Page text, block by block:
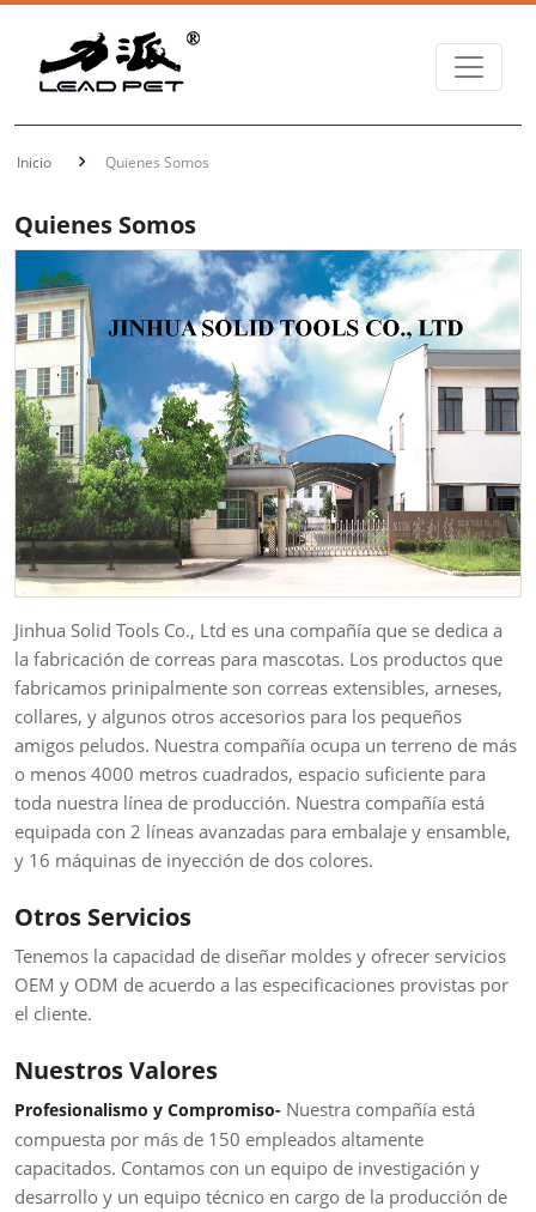
Inicio Quienes Somos
Quienes Somos
Jinhua Solid Tools Co., Ltd es una compañía que se dedica a
la fabricación de correas para mascotas. Los productos que
fabricamos prinipalmente son correas extensibles, arneses,
collares, y algunos otros accesorios para los pequeños
amigos peludos. Nuestra compañía ocupa un terreno de más
o menos 4000 metros cuadrados, espacio suficiente para
toda nuestra línea de producción. Nuestra compañía está
equipada con 2 líneas avanzadas para embalaje y ensamble,
y 16 máquinas de inyección de dos colores.
Otros Servicios
Tenemos la capacidad de diseñar moldes y ofrecer servicios
OEM y ODM de acuerdo a las especificaciones provistas por
el cliente.
Nuestros Valores
Profesionalismo y Compromiso- Nuestra compañía está
compuesta por más de 150 empleados altamente
capacitados. Contamos con un equipo de investigación y
desarrollo y un equipo técnico en cargo de la producción de